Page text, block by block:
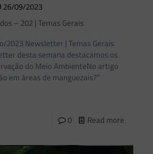
26/09/2023
– 202 | Temas Gerais
2023 Newsletter | Temas Gerais
desta semana destacamos os
do Meio AmbienteNo artigo
em áreas de manguezais?”
0 Read more